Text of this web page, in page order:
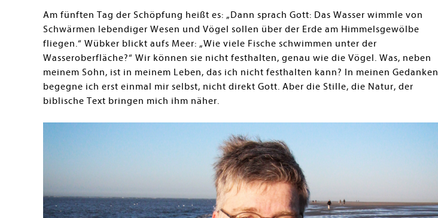
Am fünften Tag der Schöpfung heißt es: „Dann sprach Gott: Das Wasser wimmle von
Schwärmen lebendiger Wesen und Vögel sollen über der Erde am Himmelsgewölbe
fliegen.“ Wübker blickt aufs Meer: „Wie viele Fische schwimmen unter der
Wasseroberfläche?“ Wir können sie nicht festhalten, genau wie die Vögel. Was, neben
meinem Sohn, ist in meinem Leben, das ich nicht festhalten kann? In meinen Gedanken
begegne ich erst einmal mir selbst, nicht direkt Gott. Aber die Stille, die Natur, der
biblische Text bringen mich ihm näher.